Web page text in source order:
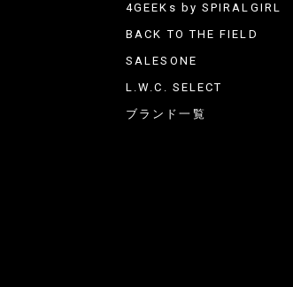
4GEEKs by SPIRALGIRL
BACK TO THE FIELD
SALESONE
L.W.C. SELECT
ブランド一覧